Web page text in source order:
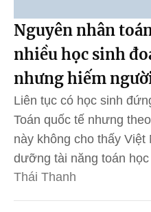
Nguyên nhân
nhiều học sinh
nhưng hiếm
Liên tục có học sinh
Toán quốc tế nhưng
này không cho thấy Việt
dưỡng tài năng toán
Thái Thanh